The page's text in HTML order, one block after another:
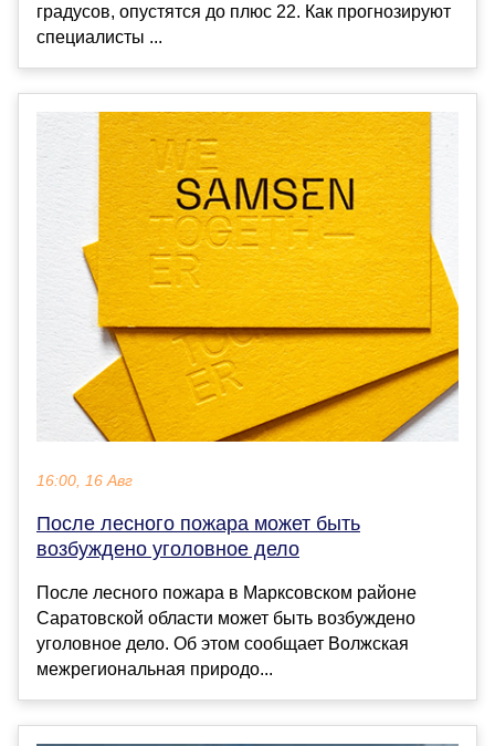
градусов, опустятся до плюс 22. Как прогнозируют
специалисты ...
16:00, 16 Авг
После лесного пожара может быть
возбуждено уголовное дело
После лесного пожара в Марксовском районе
Саратовской области может быть возбуждено
уголовное дело. Об этом сообщает Волжская
межрегиональная природо...